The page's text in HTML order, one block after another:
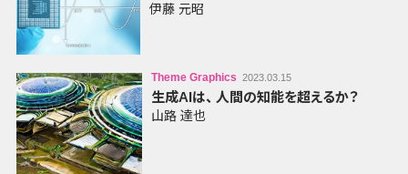
伊藤 元昭
Theme Graphics 2023.03.15
生成AIは、 人間の知能を超えるか？
山路 達也